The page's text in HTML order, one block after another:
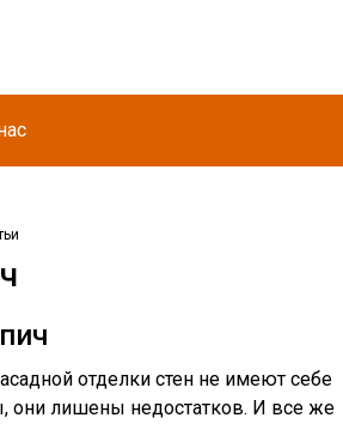
отделки стен не имеют себе
они лишены недостатков. И все же